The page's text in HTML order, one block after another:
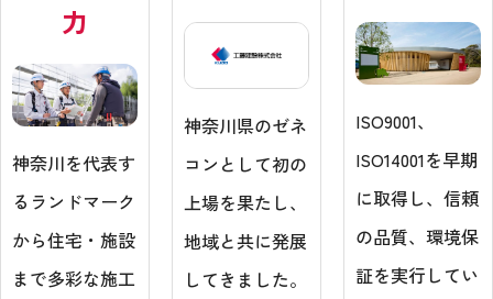
力
神奈川を代表す
るランドマーク
から住宅・施設
まで多彩な施工
神奈川県のゼネ
コンとして初の
上場を果たし、
地域と共に発展
してきました。
ISO9001、
ISO14001を早期
に取得し、信頼
の品質、環境保
証を実行してい